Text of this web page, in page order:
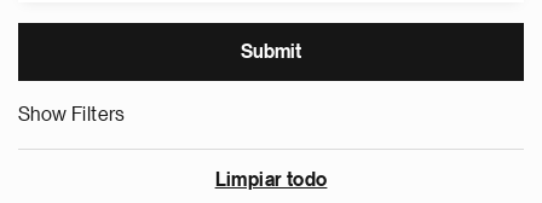
Show Filters
Limpiar todo